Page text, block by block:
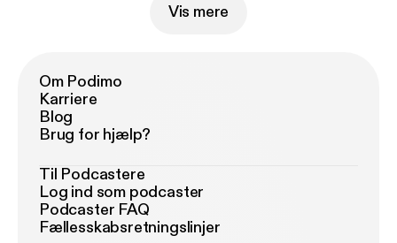
Vis mere
Om Podimo
Karriere
Blog
Brug for hjælp?
Til Podcastere
Log ind som podcaster
Podcaster FAQ
Fællesskabsretningslinjer